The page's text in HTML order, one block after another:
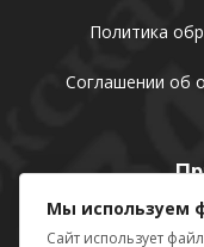
Политика
Соглашении об
Мы используем
Сайт использует